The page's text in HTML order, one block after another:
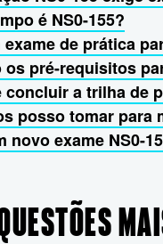
é NS0-155?
de prática
os pré-requisitos
concluir a trilha de
posso tomar para
novo exame NS0-